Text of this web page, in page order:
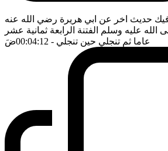
فيك حديث اخر عن ابي هريرة رضي الله عنه
عليه وسلم الفتنة الرابعة ثمانية عشر
عاما ثم تنجلي حين تنجلي - 00:04:12 ضَ